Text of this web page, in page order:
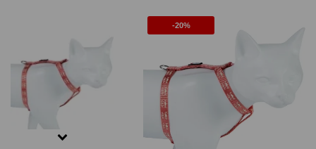
-20%